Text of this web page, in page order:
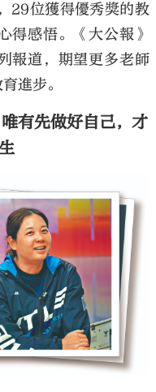
29位獲得優秀獎的教
得感悟。《大公報》
報道，期望更多老師
進步。
有先做好自己，才